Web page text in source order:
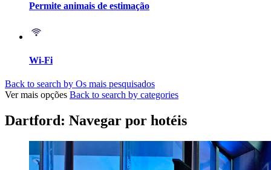
Permite animais de estimação
Wi-Fi
Back to search by Os mais pesquisados
Ver mais opções Back to search by categories
Dartford: Navegar por hotéis